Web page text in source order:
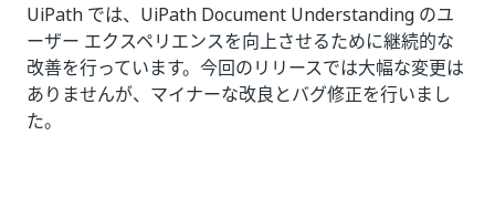
UiPath では、UiPath Document Understanding のユ
ーザー エクスペリエンスを向上させるために継続的な
改善を行っています。今回のリリースでは大幅な変更は
ありませんが、マイナーな改良とバグ修正を行いまし
た。